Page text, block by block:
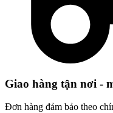
Giao hàng tận nơi -
Đơn hàng đảm bảo theo